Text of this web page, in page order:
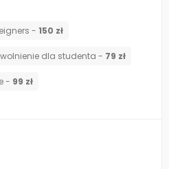
- 150 zł
dla studenta - 79 zł
- 99 zł